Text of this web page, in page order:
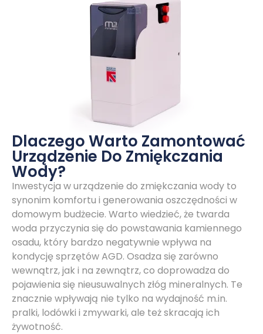
Dlaczego Warto Zamontować
Urządzenie Do Zmiękczania
Wody?
Inwestycja w urządzenie do zmiękczania wody to
synonim komfortu i generowania oszczędności w
domowym budżecie. Warto wiedzieć, że twarda
woda przyczynia się do powstawania kamiennego
osadu, który bardzo negatywnie wpływa na
kondycję sprzętów AGD. Osadza się zarówno
wewnątrz, jak i na zewnątrz, co doprowadza do
pojawienia się nieusuwalnych złóg mineralnych. Te
znacznie wpływają nie tylko na wydajność m.in.
pralki, lodówki i zmywarki, ale też skracają ich
żywotność.